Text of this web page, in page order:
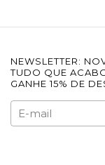
NEWSLETTER:
TUDO QUE
GANHE 15% DE